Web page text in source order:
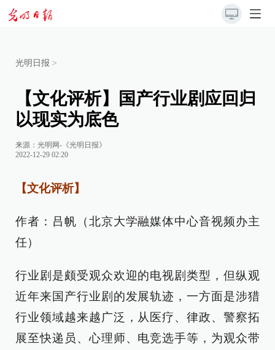
光明日报 >
【文化评析】国产行业剧应回归
以现实为底色
来源： 光明网-《光明日报》
2022-12-29 02:20
【文化评析】
作者：吕帆（北京大学融媒体中心音视频办主
任）
行业剧是颇受观众欢迎的电视剧类型，但纵观
近年来国产行业剧的发展轨迹，一方面是涉猎
行业领域越来越广泛，从医疗、律政、警察拓
展至快递员、心理师、电竞选手等，为观众带